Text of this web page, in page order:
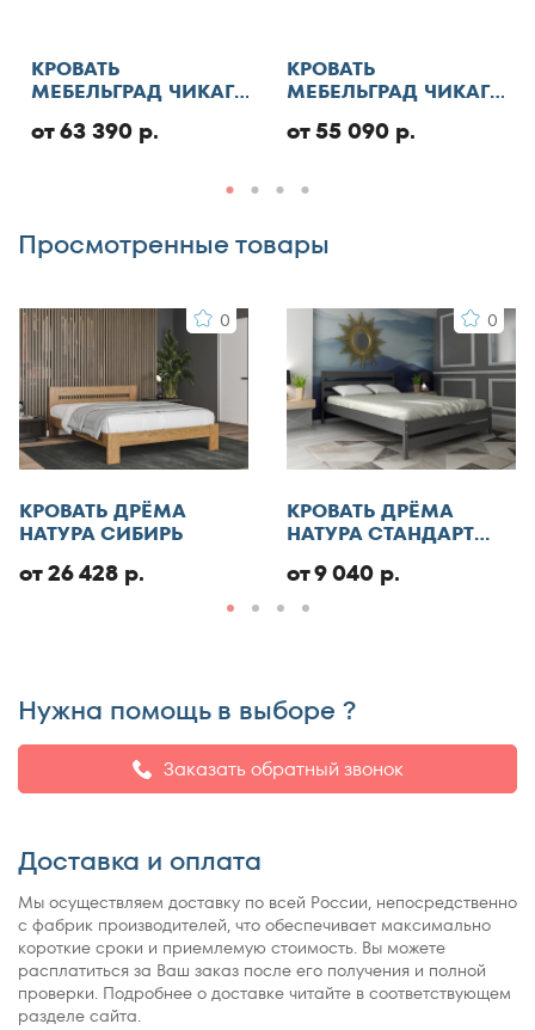
Отменить
Добавить отзыв
КРОВАТЬ
МЕБЕЛЬГРАД ЧИКАГО
от 63 390 р.
КРОВАТЬ
МЕБЕЛЬГРАД ЧИКАГО
от 55 090 р.
Просмотренные товары
0
КРОВАТЬ ДРЁМА
НАТУРА СИБИРЬ
от 26 428 р.
0
КРОВАТЬ ДРЁМА
НАТУРА СТАНДАРТ
от 9 040 р.
Нужна помощь в выборе ?
Заказать обратный звонок
Доставка и оплата
Мы осуществляем доставку по всей России, непосредственно
с фабрик производителей, что обеспечивает максимально
короткие сроки и приемлемую стоимость. Вы можете
расплатиться за Ваш заказ после его получения и полной
проверки. Подробнее о доставке читайте в соответствующем
разделе сайта.